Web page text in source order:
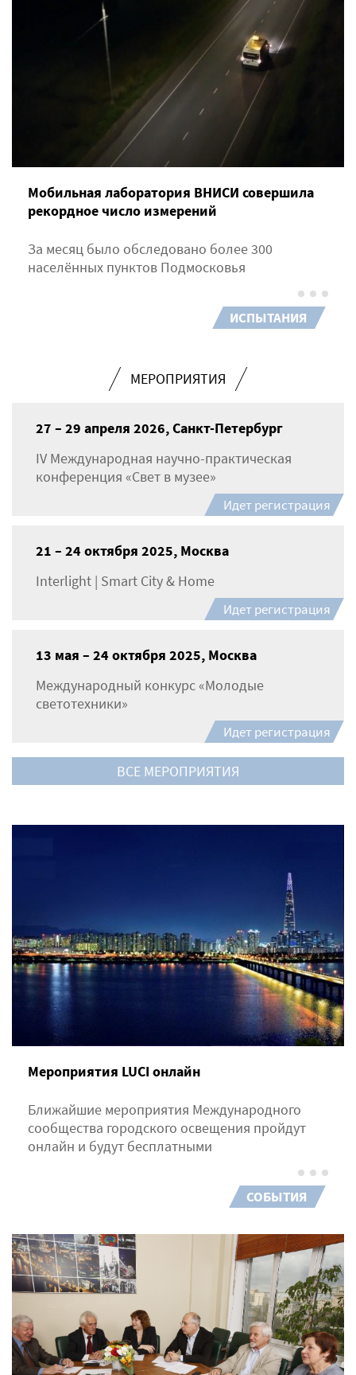
Мобильная лаборатория ВНИСИ совершила
рекордное число измерений
За месяц было обследовано более 300
населённых пунктов Подмосковья
ИСПЫТАНИЯ
Мероприятия LUCI онлайн
Ближайшие мероприятия Международного
сообщества городского освещения пройдут
онлайн и будут бесплатными
СОБЫТИЯ
МЕРОПРИЯТИЯ
27 – 29 апреля 2026, Санкт-Петербург
IV Международная научно-практическая
конференция «Свет в музее»
Идет регистрация
21 – 24 октября 2025, Москва
Interlight | Smart City & Home
Идет регистрация
13 мая – 24 октября 2025, Москва
Международный конкурс «Молодые
светотехники»
Идет регистрация
ВСЕ МЕРОПРИЯТИЯ